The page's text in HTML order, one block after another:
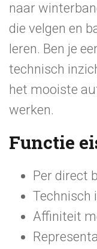
naar
die velgen en
leren. Ben je
technisch
het mooiste
werken.
Functie
Per direct
Technisch
Affiniteit